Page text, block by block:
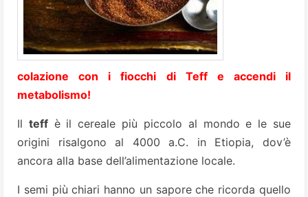
colazione con i fiocchi di Teff e accendi il
metabolismo!
Il teffè il cereale più piccolo al mondo e le sue
origini risalgono al 4000 a.C. in Etiopia, dov’è
ancora alla base dell’alimentazione locale.
I semi più chiari hanno un sapore che ricorda quello